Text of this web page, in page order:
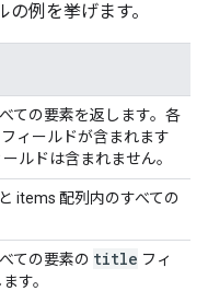
例を挙げます。
ての要素を返します。各
ィールドが含まれます
ルドは含まれません。
items 配列内のすべての
ての要素の title フィ
す。